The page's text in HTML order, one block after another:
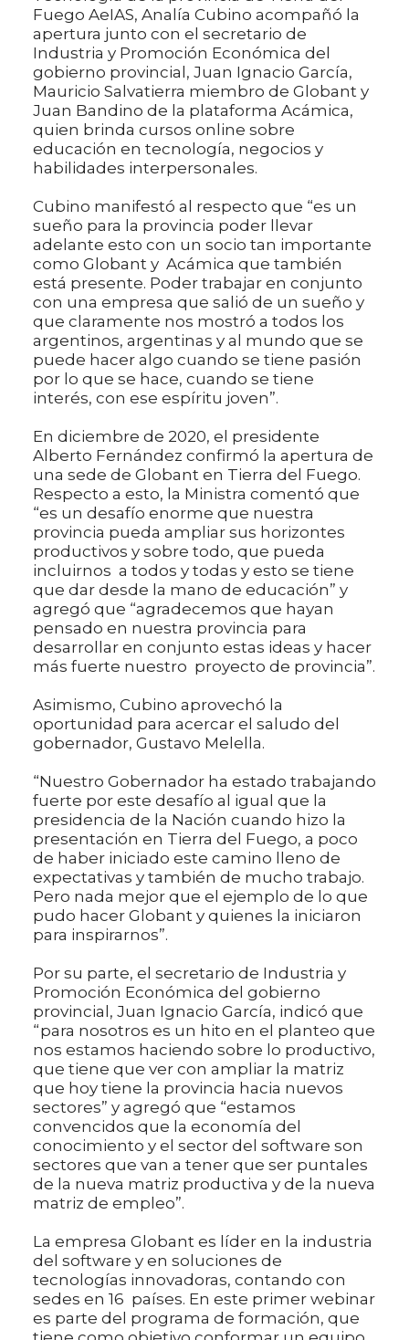
Fuego AeIAS, Analía Cubino acompañó la
apertura junto con el secretario de
Industria y Promoción Económica del
gobierno provincial, Juan Ignacio García,
Mauricio Salvatierra miembro de Globant y
Juan Bandino de la plataforma Acámica,
quien brinda cursos online sobre
educación en tecnología, negocios y
habilidades interpersonales.
Cubino manifestó al respecto que “es un
sueño para la provincia poder llevar
adelante esto con un socio tan importante
como Globant y Acámica que también
está presente. Poder trabajar en conjunto
con una empresa que salió de un sueño y
que claramente nos mostró a todos los
argentinos, argentinas y al mundo que se
puede hacer algo cuando se tiene pasión
por lo que se hace, cuando se tiene
interés, con ese espíritu joven”.
En diciembre de 2020, el presidente
Alberto Fernández confirmó la apertura de
una sede de Globant en Tierra del Fuego.
Respecto a esto, la Ministra comentó que
“es un desafío enorme que nuestra
provincia pueda ampliar sus horizontes
productivos y sobre todo, que pueda
incluirnos a todos y todas y esto se tiene
que dar desde la mano de educación” y
agregó que “agradecemos que hayan
pensado en nuestra provincia para
desarrollar en conjunto estas ideas y hacer
más fuerte nuestro proyecto de provincia”.
Asimismo, Cubino aprovechó la
oportunidad para acercar el saludo del
gobernador, Gustavo Melella.
“Nuestro Gobernador ha estado trabajando
fuerte por este desafío al igual que la
presidencia de la Nación cuando hizo la
presentación en Tierra del Fuego, a poco
de haber iniciado este camino lleno de
expectativas y también de mucho trabajo.
Pero nada mejor que el ejemplo de lo que
pudo hacer Globant y quienes la iniciaron
para inspirarnos”.
Por su parte, el secretario de Industria y
Promoción Económica del gobierno
provincial, Juan Ignacio García, indicó que
“para nosotros es un hito en el planteo que
nos estamos haciendo sobre lo productivo,
que tiene que ver con ampliar la matriz
que hoy tiene la provincia hacia nuevos
sectores” y agregó que “estamos
convencidos que la economía del
conocimiento y el sector del software son
sectores que van a tener que ser puntales
de la nueva matriz productiva y de la nueva
matriz de empleo”.
La empresa Globant es líder en la industria
del software y en soluciones de
tecnologías innovadoras, contando con
sedes en 16 países. En este primer webinar
es parte del programa de formación, que